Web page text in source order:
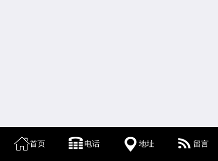
首页 电话 地址 留言